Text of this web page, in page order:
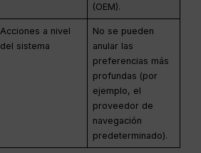
(OEM).
Acciones a nivel
del sistema
No se pueden
anular las
preferencias más
profundas (por
ejemplo, el
proveedor de
navegación
predeterminado).